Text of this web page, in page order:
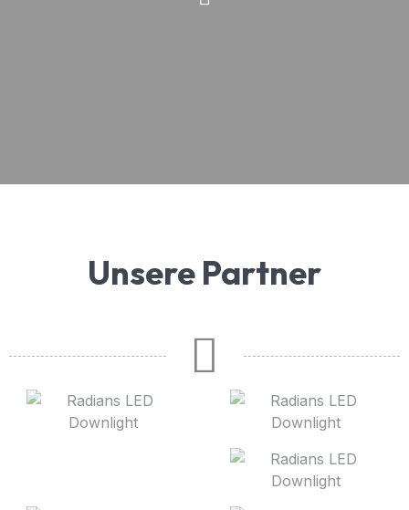
Unsere Partner